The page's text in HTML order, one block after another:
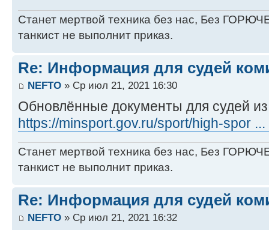
Станет мертвой техника без нас, Без
танкист не выполнит приказ.
Re: Информация для судей
NEFTO » Ср июл 21, 2021 16:30
Обновлённые документы для судей
https://minsport.gov.ru/sport/high-spor
Станет мертвой техника без нас, Без
танкист не выполнит приказ.
Re: Информация для судей
NEFTO » Ср июл 21, 2021 16:32